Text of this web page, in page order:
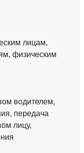
лицам,
физическим
водителем,
передача
лицу,